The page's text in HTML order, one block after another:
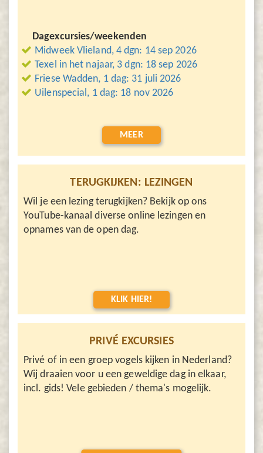
Dagexcursies/weekenden
Midweek Vlieland, 4 dgn: 14 sep 2026
Texel in het najaar, 3 dgn: 18 sep 2026
Friese Wadden, 1 dag: 31 juli 2026
Uilenspecial, 1 dag: 18 nov 2026
MEER
TERUGKIJKEN: LEZINGEN
Wil je een lezing terugkijken? Bekijk op ons
YouTube-kanaal diverse online lezingen en
opnames van de open dag.
KLIK HIER!
PRIVÉ EXCURSIES
Privé of in een groep vogels kijken in Nederland?
Wij draaien voor u een geweldige dag in elkaar,
incl. gids! Vele gebieden / thema's mogelijk.